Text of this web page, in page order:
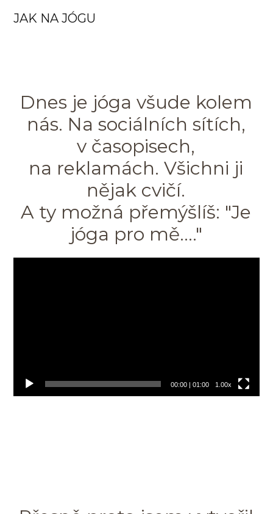
JAK NA JÓGU
Dnes je jóga všude kolem
nás. Na sociálních sítích,
v časopisech,
na reklamách. Všichni ji
nějak cvičí.
A ty možná přemýšlíš: "Je
jóga pro mě...."
00:00| 01:00 1.00x